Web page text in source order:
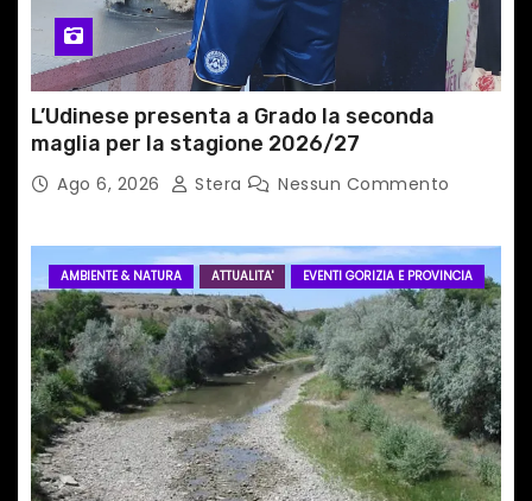
l
i
L’Udinese presenta a Grado la seconda
maglia per la stagione 2026/27
Ago 6, 2026 Stera Nessun Commento
AMBIENTE & NATURA ATTUALITA' EVENTI GORIZIA E PROVINCIA